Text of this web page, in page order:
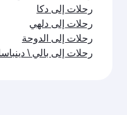
رحلات إلى دكا
رحلات إلى دلهي
رحلات إلى الدوحة
رحلات إلى بالي \ دينباسار